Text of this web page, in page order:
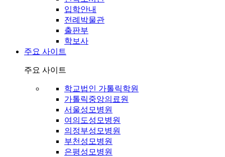
입학안내
전례박물관
출판부
학보사
주요 사이트
주요 사이트
학교법인 가톨릭학원
가톨릭중앙의료원
서울성모병원
여의도성모병원
의정부성모병원
부천성모병원
은평성모병원